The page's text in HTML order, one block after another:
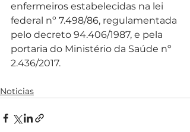
enfermeiros estabelecidas na lei
federal nº 7.498/86, regulamentada
pelo decreto 94.406/1987, e pela
portaria do Ministério da Saúde nº
2.436/2017.
Noticias